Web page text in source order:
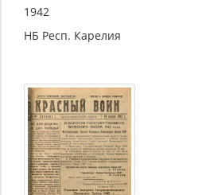
1942
НБ Респ. Карелия